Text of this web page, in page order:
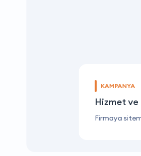
KAMPANYA
Hizmet ve
Firmaya